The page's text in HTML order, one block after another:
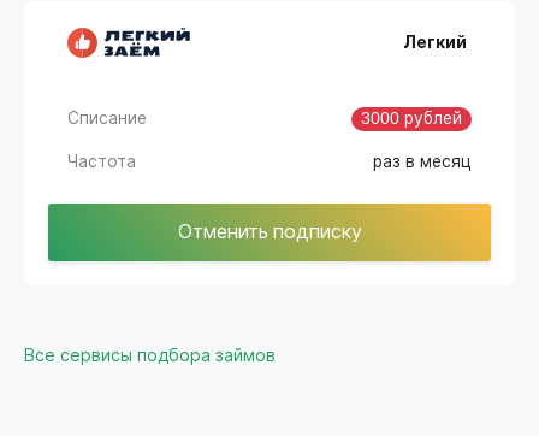
Легкий
Списание 3000 рублей
Частота раз в месяц
Отменить подписку
Все сервисы подбора займов